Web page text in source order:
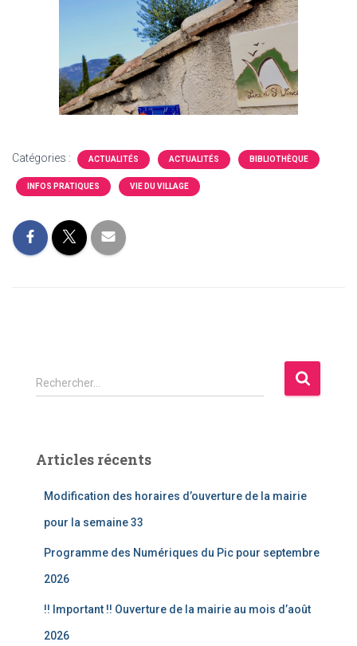
Catégories : ACTUALITÉS ACTUALITÉS BIBLIOTHÈQUE
INFOS PRATIQUES VIE DU VILLAGE
R
e
r
Rechercher…
Articles récents
Modification des horaires d’ouverture de la mairie
pour la semaine 33
Programme des Numériques du Pic pour septembre
2026
!! Important !! Ouverture de la mairie au mois d’août
2026